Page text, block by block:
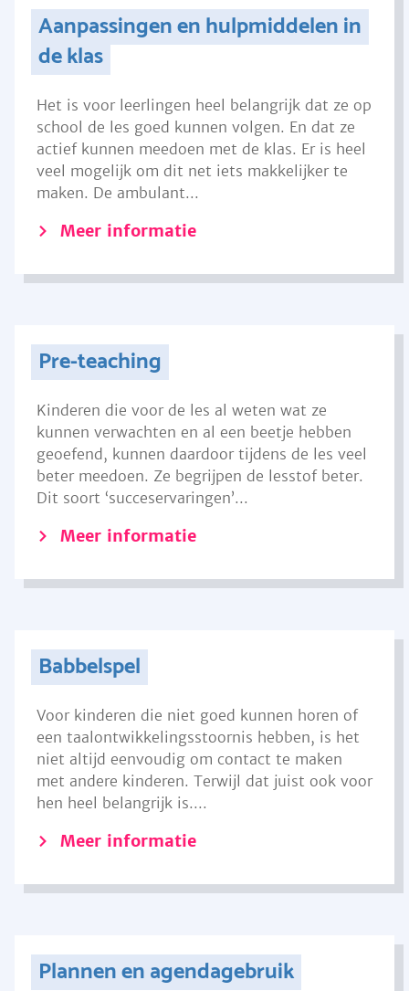
Aanpassingen en hulpmiddelen in
de klas
Het is voor leerlingen heel belangrijk dat ze op
school de les goed kunnen volgen. En dat ze
actief kunnen meedoen met de klas. Er is heel
veel mogelijk om dit net iets makkelijker te
maken. De ambulant...
Meer informatie
Pre-teaching
Kinderen die voor de les al weten wat ze
kunnen verwachten en al een beetje hebben
geoefend, kunnen daardoor tijdens de les veel
beter meedoen. Ze begrijpen de lesstof beter.
Dit soort ‘succeservaringen’...
Meer informatie
Babbelspel
Voor kinderen die niet goed kunnen horen of
een taalontwikkelingsstoornis hebben, is het
niet altijd eenvoudig om contact te maken
met andere kinderen. Terwijl dat juist ook voor
hen heel belangrijk is....
Meer informatie
Plannen en agendagebruik